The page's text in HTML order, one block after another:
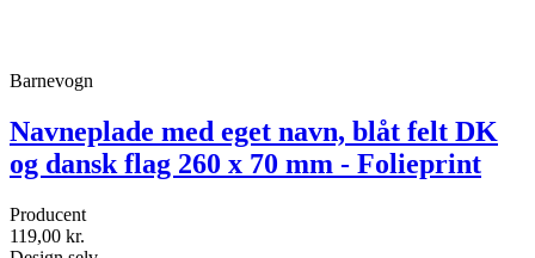
Barnevogn
Navneplade med eget navn, blåt felt DK
og dansk flag 260 x 70 mm - Folieprint
Producent
119,00 kr.